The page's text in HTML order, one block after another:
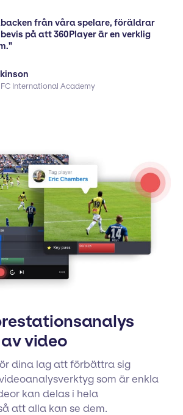
från våra spelare, föräldrar
på att 360Player är en verklig
International Academy
video
dina lag att förbättra sig
som är enkla
kan delas i hela
att alla kan se dem.